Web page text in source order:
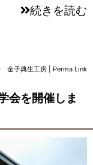
続きを読む
金子典生工房 Perma Link
会を開催しま